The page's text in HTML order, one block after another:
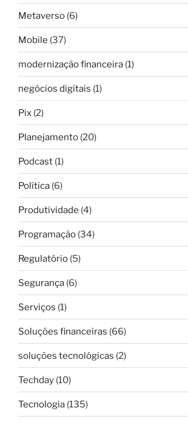
Metaverso (6)
Mobile (37)
modernização financeira (1)
negócios digitais (1)
Pix (2)
Planejamento (20)
Podcast (1)
Política (6)
Produtividade (4)
Programação (34)
Regulatório (5)
Segurança (6)
Serviços (1)
Soluções financeiras (66)
soluções tecnológicas (2)
Techday (10)
Tecnologia (135)